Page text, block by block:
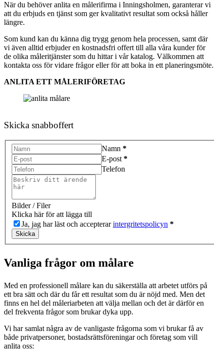
När du behöver anlita en målerifirma i Inningsholmen, garanterar vi
att du erbjuds en tjänst som ger kvalitativt resultat som också håller
längre.
Som kund kan du känna dig trygg genom hela processen, samt där
vi även alltid erbjuder en kostnadsfri offert till alla våra kunder för
de olika måleritjänster som du hittar i vår katalog. Välkommen att
kontakta oss för vidare frågor eller för att boka in ett planeringsmöte.
ANLITA ETT MÅLERIFÖRETAG
Skicka snabboffert
Namn *
E-post *
Telefon
Bilder / Filer
Klicka här för att lägga till
Ja, jag har läst och accepterarintergritetspolicyn *
Skicka
Vanliga frågor om målare
Med en professionell målare kan du säkerställa att arbetet utförs på
ett bra sätt och där du får ett resultat som du är nöjd med. Men det
finns en hel del måleriarbeten att välja mellan och det är därför en
del frekventa frågor som brukar dyka upp.
Vi har samlat några av de vanligaste frågorna som vi brukar få av
både privatpersoner, bostadsrättsföreningar och företag som vill
anlita oss: